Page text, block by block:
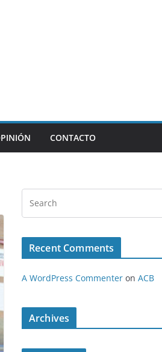
CONTACTO
Recent Comments
A WordPress Commenter on ACB
Archives